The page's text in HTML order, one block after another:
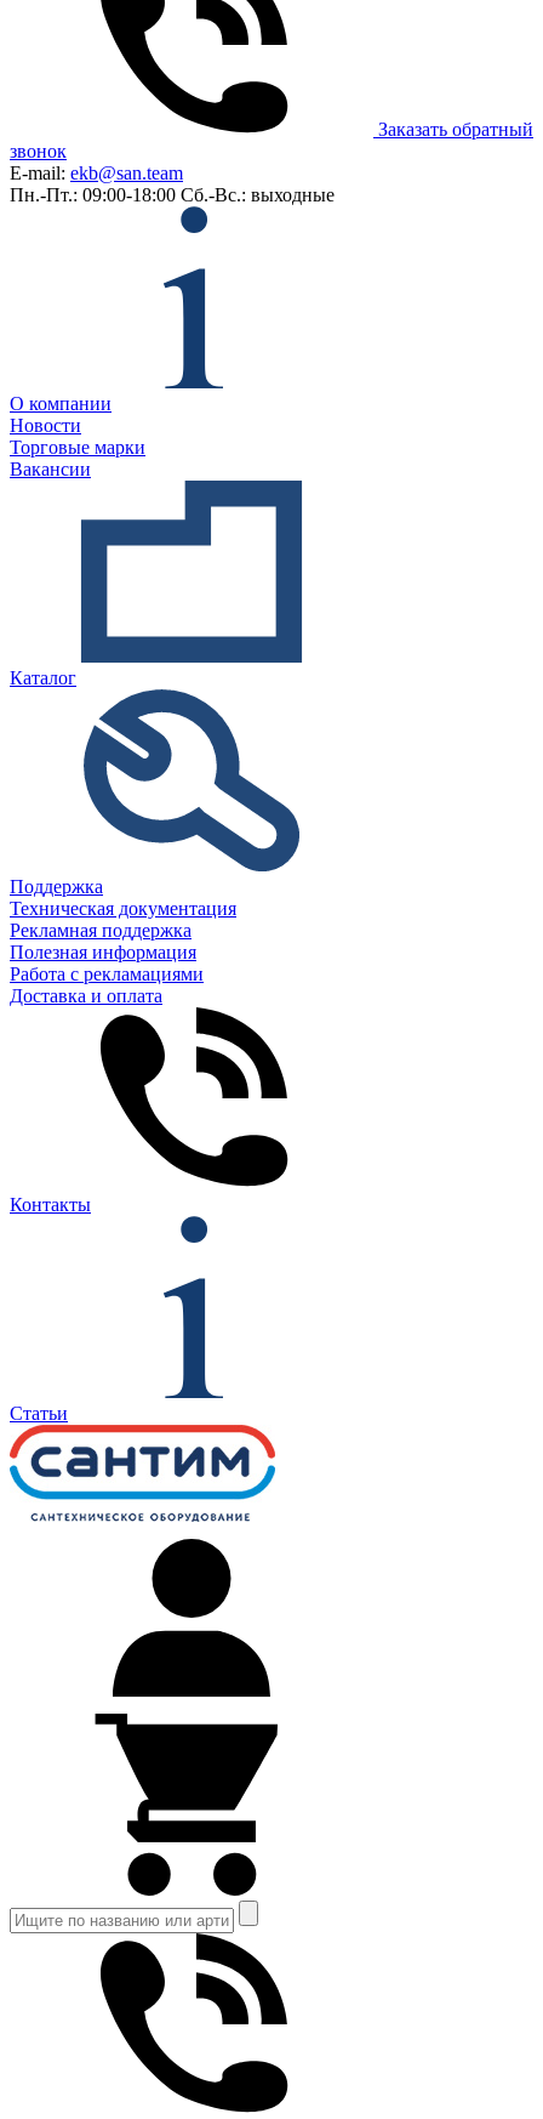
Заказать обратный
звонок
E-mail: ekb@san.team
Пн.-Пт.: 09:00-18:00 Сб.-Вс.: выходные
О компании
Новости
Торговые марки
Вакансии
Каталог
Поддержка
Техническая документация
Рекламная поддержка
Полезная информация
Работа с рекламациями
Доставка и оплата
Контакты
Статьи